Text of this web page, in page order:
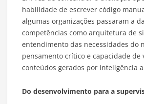
habilidade de escrever código
algumas organizações passaram a
competências como arquitetura de
entendimento das necessidades do
pensamento crítico e capacidade de
conteúdos gerados por inteligência
Do desenvolvimento para a